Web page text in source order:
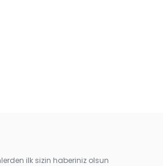
ilk sizin haberiniz olsun